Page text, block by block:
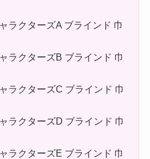
ラクターズA ブラインド 巾
ラクターズB ブラインド 巾
ラクターズC ブラインド 巾
ラクターズD ブラインド 巾
ラクターズE ブラインド 巾